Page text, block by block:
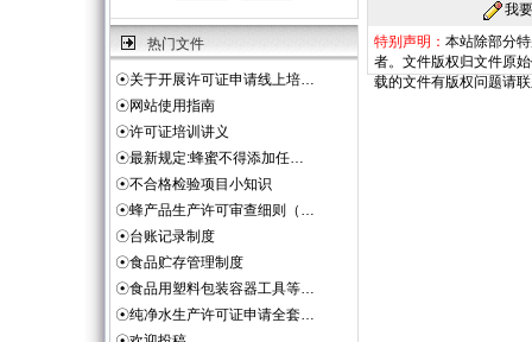
热门文件
☉关于开展许可证申请线上培…
☉网站使用指南
☉许可证培训讲义
☉最新规定:蜂蜜不得添加任…
☉不合格检验项目小知识
☉蜂产品生产许可审查细则（…
☉台账记录制度
☉食品贮存管理制度
☉食品用塑料包装容器工具等…
☉纯净水生产许可证申请全套…
我
特别声明： 本站除部分
者。文件版权归文件原
载的文件有版权问题请